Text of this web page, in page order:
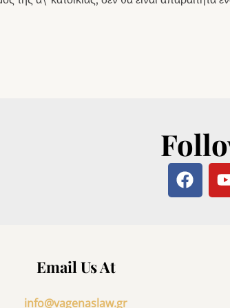
F
a
c
Email Us At
info@vagenaslaw.gr